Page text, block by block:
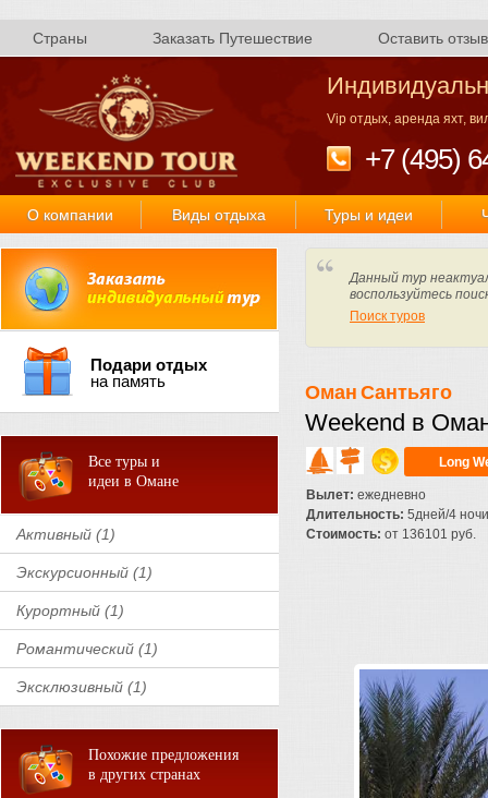
Страны Заказать Путешествие Оставить отзыв
Vip отдых, аренда яхт,
+7 (495)
О компании Виды отдыха Туры и идеи
Подари отдых
на память
Все туры и
идеи в Омане
Активный (1)
Экскурсионный (1)
Курортный (1)
Романтический (1)
Эксклюзивный (1)
Похожие предложения
в других странах
Данный тур
воспользуйтесь
Поиск туров
Оман Сантьяго
Weekend в
Long
Вылет: ежедневно
Длительность: 5дней/4 ночи
Стоимость: от 136101 руб.